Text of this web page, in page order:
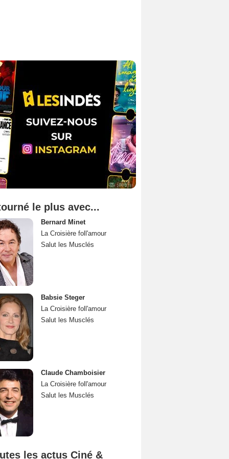
le plus avec...
Bernard Minet
La Croisière foll'amour
Salut les Musclés
Babsie Steger
La Croisière foll'amour
Salut les Musclés
Claude Chamboisier
La Croisière foll'amour
Salut les Musclés
les actus Ciné &